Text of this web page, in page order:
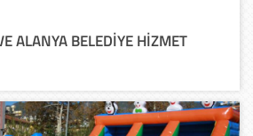
ALANYA BELEDİYE HİZMET